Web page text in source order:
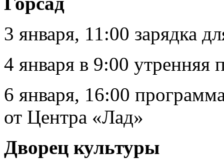
3 января, 11:00 зарядка
4 января в 9:00 утренняя
6 января, 16:00
от Центра «Лад»
Дворец культуры